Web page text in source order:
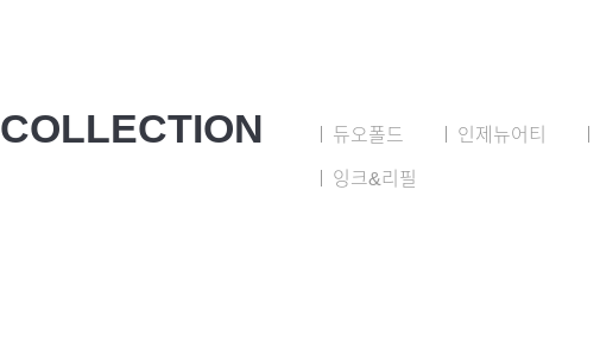
COLLECTION 듀오폴드 인제뉴어티
잉크&리필